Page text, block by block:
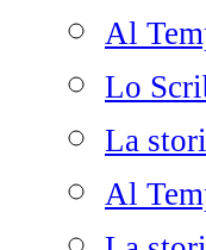
Al
Lo
La
Al